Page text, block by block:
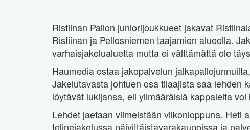
Ristiinan Pallon juniorijoukkueet jakavat
Ristiinan ja Pellosniemen taajamien alueella.
varhaisjakelualuetta mutta ei välttämättä ole
Haumedia ostaa jakopalvelun
Jakelutavasta johtuen osa tilaajista saa lehden
löytävät lukijansa, eli ylimääräisiä kappaleita
Lehdet jaetaan viimeistään viikonloppuna. Heti
telinejakelussa päivittäistavarakaupoissa ja